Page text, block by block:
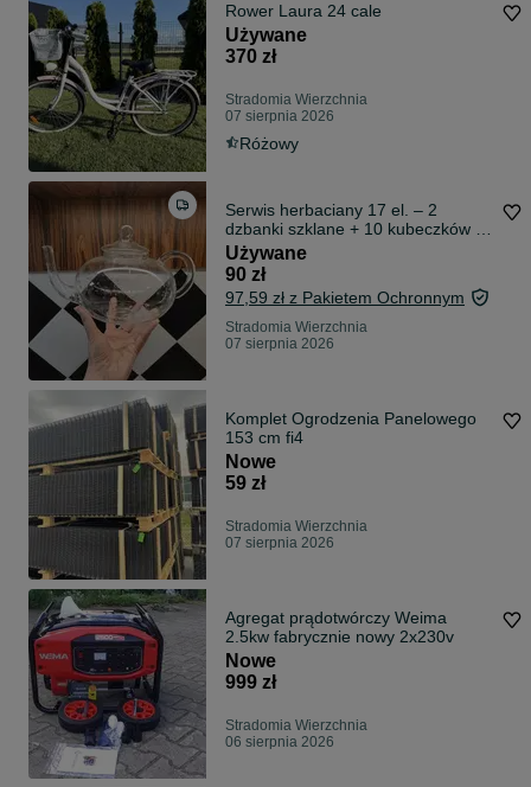
Rower Laura 24 cale
Używane
370 zł
Stradomia Wierzchnia
07 sierpnia 2026
Różowy
Serwis herbaciany 17 el. – 2
dzbanki szklane + 10 kubeczków +
5Używane
90 zł
97,59 zł z Pakietem Ochronnym
Stradomia Wierzchnia
07 sierpnia 2026
Komplet Ogrodzenia Panelowego
153 cm fi4
Nowe
59 zł
Stradomia Wierzchnia
07 sierpnia 2026
Agregat prądotwórczy Weima
2.5kw fabrycznie nowy 2x230v
Nowe
999 zł
Stradomia Wierzchnia
06 sierpnia 2026